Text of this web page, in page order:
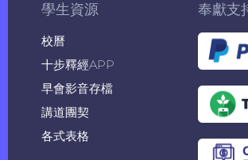
學生資源
校曆
十步釋經APP
早會影音存檔
講道團契
各式表格
奉獻支